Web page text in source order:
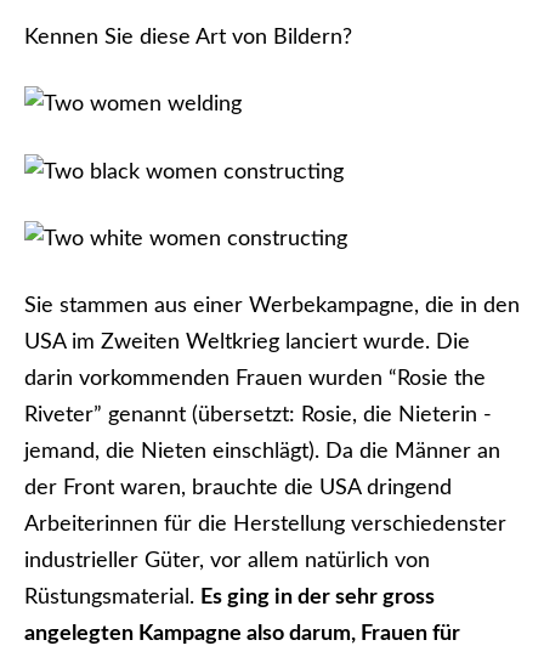
Kennen Sie diese Art von Bildern?
Sie stammen aus einer Werbekampagne, die in den
USA im Zweiten Weltkrieg lanciert wurde. Die
darin vorkommenden Frauen wurden “Rosie the
Riveter” genannt (übersetzt: Rosie, die Nieterin -
jemand, die Nieten einschlägt). Da die Männer an
der Front waren, brauchte die USA dringend
Arbeiterinnen für die Herstellung verschiedenster
industrieller Güter, vor allem natürlich von
Rüstungsmaterial. Es ging in der sehr gross
angelegten Kampagne also darum, Frauen für